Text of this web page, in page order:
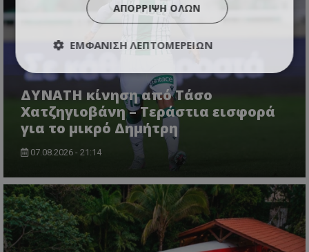
ΔΥΝΑΤΗ κίνηση από Τάσο
Χατζηγιοβάνη – Τεράστια εισφορά
για το μικρό Δημήτρη
07.08.2026 - 21:14
ΑΠΌΡΡΙΨΗ ΌΛΩΝ
ΕΜΦΆΝΙΣΗ ΛΕΠΤΟΜΕΡΕΙΏΝ